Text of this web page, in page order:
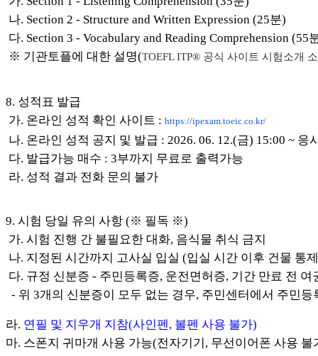
나. Section 2 - Structure and Written Expression (25분)
다. Section 3 - Vocabulary and Reading Comprehension (55
※ 기관토플에 대한 설명(TOEFL ITP® 공식 사이트 시험소개
8. 성적표 발급
가. 온라인 성적 확인 사이트 : https://ipexam.toeic.co.kr/
나. 온라인 성적 공지 및 발급 : 2026. 06. 12.(금) 15:00 ~
다. 발급가능 매수 : 3부까지 무료로 출력가능
라. 성적 결과 전화 문의 불가
9. 시험 당일 유의 사항 (※ 필독 ※)
가. 시험 진행 간 불필요한 대화, 음식물 취식 금지
나. 지정된 시간까지 고사실 입실 (입실 시간 이후 건물 통
다. 규정 신분증 - 주민등록증, 운전면허증, 기간 만료 전 여
- 위 3개의 신분증이 모두 없는 경우, 주민센터에서 주민
라. 연필 및 지우개 지참(사인펜, 볼펜 사용 불가)
마. 스폰지 귀마개 사용 가능(전자기기, 무선이어폰 사용 불